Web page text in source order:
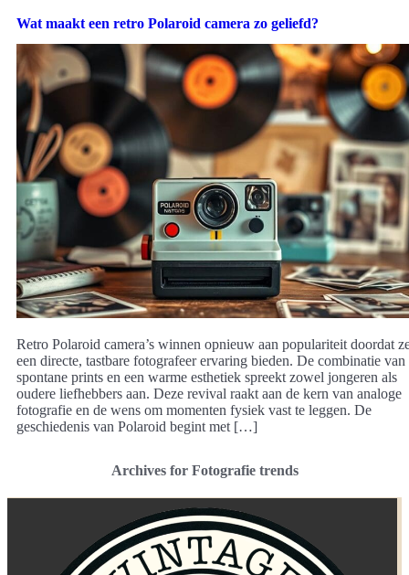
Wat maakt een retro Polaroid camera zo geliefd?
Retro Polaroid camera’s winnen opnieuw aan populariteit doordat
een directe, tastbare fotografeer ervaring bieden. De combinatie van
spontane prints en een warme esthetiek spreekt zowel jongeren als
oudere liefhebbers aan. Deze revival raakt aan de kern van analoge
fotografie en de wens om momenten fysiek vast te leggen. De
geschiedenis van Polaroid begint met […]
Archives for Fotografie trends